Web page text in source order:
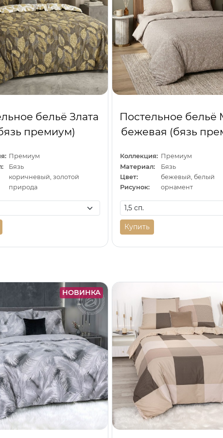
бельё Злата
премиум)
Премиум
Бязь
коричневый, золотой
природа
Постельное бельё
бежевая (бязь
Коллекция: Премиум
Материал:
Бязь
Цвет:
бежевый, белый
Рисунок:
орнамент
Купить
НОВИНКА